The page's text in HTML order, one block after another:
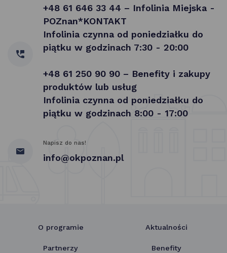
+48 61 646 33 44 – Infolinia Miejska -
POZnan*KONTAKT
Infolinia czynna od poniedziałku do
piątku w godzinach 7:30 - 20:00
+48 61 250 90 90 – Benefity i zakupy
produktów lub usług
Infolinia czynna od poniedziałku do
piątku w godzinach 8:00 - 17:00
Napisz do nas!
info@okpoznan.pl
O programie Aktualności
Partnerzy Benefity